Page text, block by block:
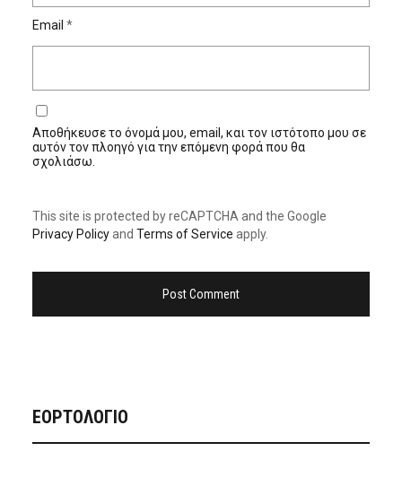
Email *
Αποθήκευσε το όνομά μου, email, και τον ιστότοπο μου σε
αυτόν τον πλοηγό για την επόμενη φορά που θα
σχολιάσω.
This site is protected by reCAPTCHA and the Google
Privacy Policyand Terms of Service apply.
ΕΟΡΤΟΛΟΓΙΟ